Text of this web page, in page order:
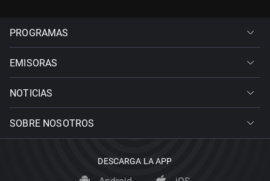
PROGRAMAS
EMISORAS
NOTICIAS
SOBRE NOSOTROS
DESCARGA LA APP